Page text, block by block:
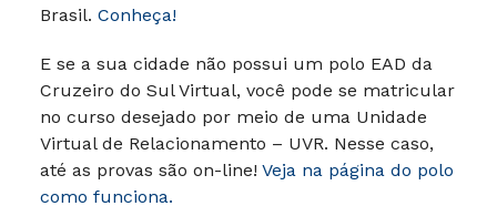
Brasil. Conheça!
E se a sua cidade não possui um polo EAD da
Cruzeiro do Sul Virtual, você pode se matricular
no curso desejado por meio de uma Unidade
Virtual de Relacionamento – UVR. Nesse caso,
até as provas são on-line! Veja na página do polo
como funciona.